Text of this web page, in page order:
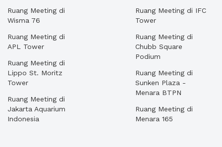
Ruang Meeting di
Wisma 76
Ruang Meeting di
APL Tower
Ruang Meeting di
Lippo St. Moritz
Tower
Ruang Meeting di
Jakarta Aquarium
Indonesia
Ruang Meeting di IFC
Tower
Ruang Meeting di
Chubb Square
Podium
Ruang Meeting di
Sunken Plaza -
Menara BTPN
Ruang Meeting di
Menara 165